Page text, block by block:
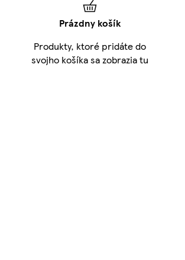
Prázdny košík
Produkty, ktoré pridáte do
svojho košíka sa zobrazia tu